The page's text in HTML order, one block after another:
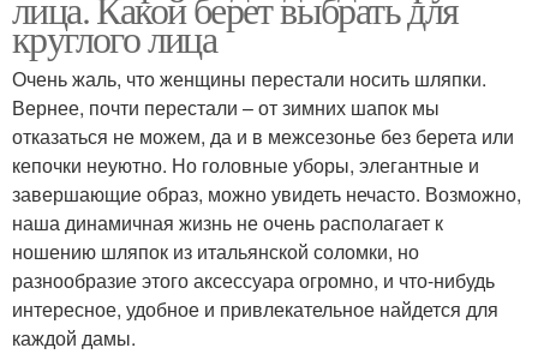
круглого лица
Очень жаль, что женщины перестали носить шляпки.
Вернее, почти перестали – от зимних шапок мы
отказаться не можем, да и в межсезонье без берета или
кепочки неуютно. Но головные уборы, элегантные и
завершающие образ, можно увидеть нечасто. Возможно,
наша динамичная жизнь не очень располагает к
ношению шляпок из итальянской соломки, но
разнообразие этого аксессуара огромно, и что-нибудь
интересное, удобное и привлекательное найдется для
каждой дамы.